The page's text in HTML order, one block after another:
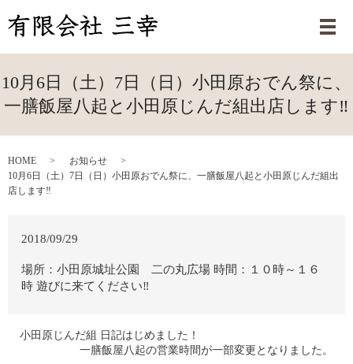
メ
10月6日（土）7日（日）小田原おでん祭に、
一膳飯屋八起と小田原じんだ組出店します‼
HOME
お知らせ
10月6日（土）7日（日）小田原おでん祭に、一膳飯屋八起と小田原じんだ組出
店します‼
2018/09/29
場所：小田原城址公園 二の丸広場 時間：１０時～１６
時 遊びに来てください‼
小田原じんだ組 日記はじめました！
一膳飯屋八起の営業時間が一部変更となりました。